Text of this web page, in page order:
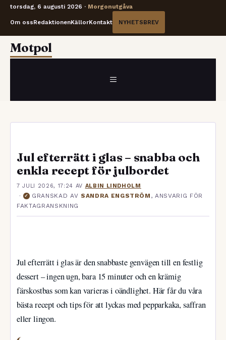
torsdag, 6 augusti 2026 · Morgonutgåva
Om ossRedaktionenKällorKontakt NYHETSBREV
HoppaMotpol
MENY
Jul efterrätt i glas – snabba och
enkla recept för julbordet
7 JULI 2026, 17:24 AV ALBIN LINDHOLM
· ✓ GRANSKAD AV SANDRA ENGSTRÖM , ANSVARIG FÖR
FAKTAGRANSKNING
Jul efterrätt i glas är den snabbaste genvägen till en festlig
dessert – ingen ugn, bara 15 minuter och en krämig
färskostbas som kan varieras i oändlighet. Här får du våra
bästa recept och tips för att lyckas med pepparkaka, saffran
eller lingon.